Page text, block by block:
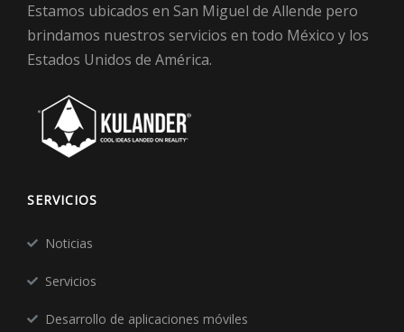
Estamos ubicados en San Miguel de Allende pero
brindamos nuestros servicios en todo México y los
Estados Unidos de América.
SERVICIOS
Noticias
Servicios
Desarrollo de aplicaciones móviles